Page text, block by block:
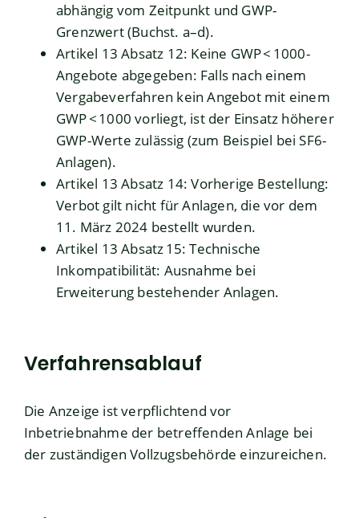
abhängig vom Zeitpunkt und GWP-
Grenzwert (Buchst. a–d).
Artikel 13 Absatz 12: Keine GWP < 1000-
Angebote abgegeben: Falls nach einem
Vergabeverfahren kein Angebot mit einem
GWP < 1000 vorliegt, ist der Einsatz höherer
GWP-Werte zulässig (zum Beispiel bei SF6-
Anlagen).
Artikel 13 Absatz 14: Vorherige Bestellung:
Verbot gilt nicht für Anlagen, die vor dem
11. März 2024 bestellt wurden.
Artikel 13 Absatz 15: Technische
Inkompatibilität: Ausnahme bei
Erweiterung bestehender Anlagen.
Verfahrensablauf
Die Anzeige ist verpflichtend vor
Inbetriebnahme der betreffenden Anlage bei
der zuständigen Vollzugsbehörde einzureichen.